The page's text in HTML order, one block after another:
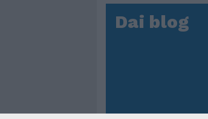
Dai blog